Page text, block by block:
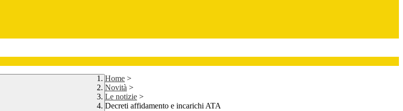
Home >
Novità >
Le notizie >
Decreti affidamento e incarichi ATA